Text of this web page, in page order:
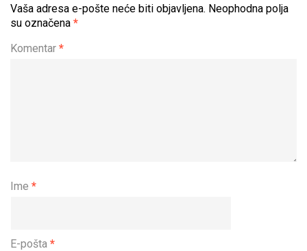
Vaša adresa e-pošte neće biti objavljena. Neophodna polja
su označena *
Komentar *
Ime *
E-pošta *